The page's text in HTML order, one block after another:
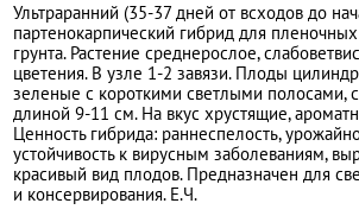
Ультраранний (35-37 дней от всходов до
партенокарпический гибрид для
грунта. Растение среднерослое,
цветения. В узле 1-2 завязи. Плоды
зеленые с короткими светлыми полосами,
длиной 9-11 см. На вкус хрустящие,
Ценность гибрида: раннеспелость,
устойчивость к вирусным заболеваниям,
красивый вид плодов. Предназначен для
и консервирования. Е.Ч.